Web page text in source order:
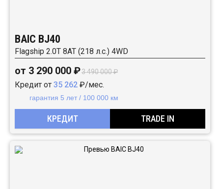
BAIC BJ40
Flagship 2.0T 8AT (218 л.с.) 4WD
от 3 290 000 ₽3 490 000 ₽
Кредит от 35 262 ₽/мес.
гарантия 5 лет / 100 000 км
КРЕДИТ TRADE IN